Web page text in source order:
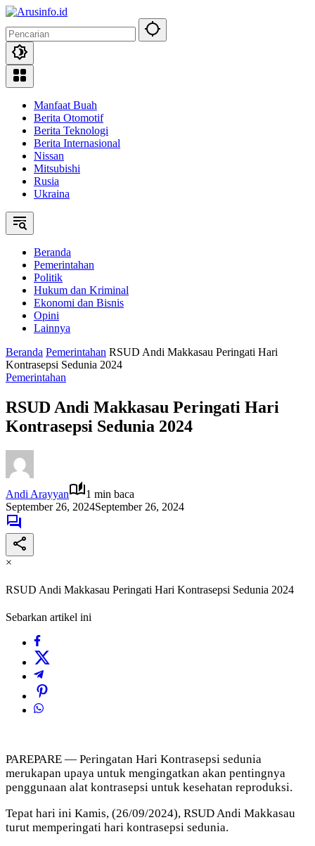
Langsung
konten
Manfaat Buah
Berita Otomotif
Berita Teknologi
Berita Internasional
Nissan
Mitsubishi
Rusia
Ukraina
Beranda
Pemerintahan
Politik
Hukum dan Kriminal
Ekonomi dan Bisnis
Opini
Lainnya
Beranda Pemerintahan RSUD Andi Makkasau Peringati Hari
Kontrasepsi Sedunia 2024
Pemerintahan
RSUD Andi Makkasau Peringati Hari
Kontrasepsi Sedunia 2024
Andi Arayyan
1 min baca
September 26, 2024September 26, 2024
×
RSUD Andi Makkasau Peringati Hari Kontrasepsi Sedunia 2024
Sebarkan artikel ini
PAREPARE — Peringatan Hari Kontrasepsi sedunia
merukapan upaya untuk mengingatkan akan pentingnya
penggunaan alat kontrasepsi untuk kesehatan reproduksi.
Tepat hari ini Kamis, (26/09/2024), RSUD Andi Makkasau
turut memperingati hari kontrasepsi sedunia.